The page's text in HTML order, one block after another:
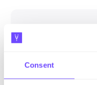
Consent